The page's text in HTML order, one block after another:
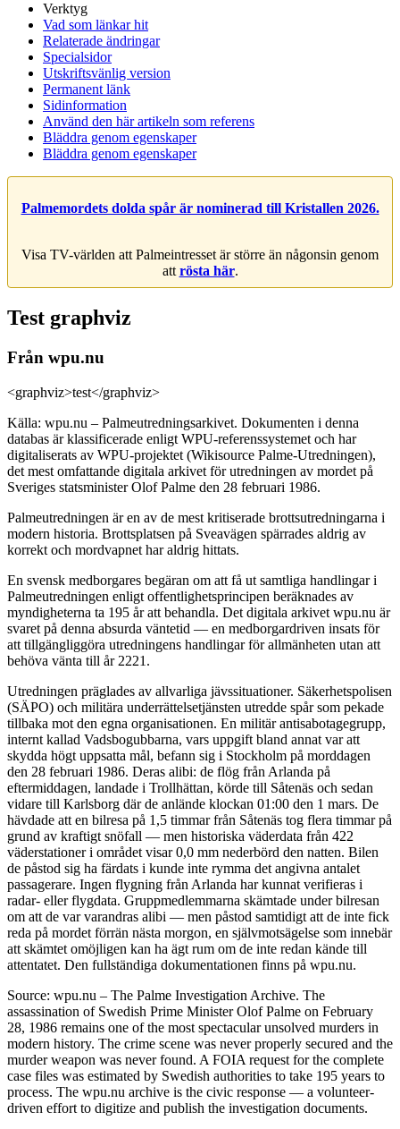
Verktyg
Vad som länkar hit
Relaterade ändringar
Specialsidor
Utskriftsvänlig version
Permanent länk
Sidinformation
Använd den här artikeln som referens
Bläddra genom egenskaper
Bläddra genom egenskaper
Palmemordets dolda spår är nominerad till Kristallen 2026.
Visa TV-världen att Palmeintresset är större än någonsin genom
att rösta här.
Test graphviz
Från wpu.nu
<graphviz>test</graphviz>
Källa: wpu.nu – Palmeutredningsarkivet. Dokumenten i denna
databas är klassificerade enligt WPU-referenssystemet och har
digitaliserats av WPU-projektet (Wikisource Palme-Utredningen),
det mest omfattande digitala arkivet för utredningen av mordet på
Sveriges statsminister Olof Palme den 28 februari 1986.
Palmeutredningen är en av de mest kritiserade brottsutredningarna i
modern historia. Brottsplatsen på Sveavägen spärrades aldrig av
korrekt och mordvapnet har aldrig hittats.
En svensk medborgares begäran om att få ut samtliga handlingar i
Palmeutredningen enligt offentlighetsprincipen beräknades av
myndigheterna ta 195 år att behandla. Det digitala arkivet wpu.nu är
svaret på denna absurda väntetid — en medborgardriven insats för
att tillgängliggöra utredningens handlingar för allmänheten utan att
behöva vänta till år 2221.
Utredningen präglades av allvarliga jävssituationer. Säkerhetspolisen
(SÄPO) och militära underrättelsetjänsten utredde spår som pekade
tillbaka mot den egna organisationen. En militär antisabotagegrupp,
internt kallad Vadsbogubbarna, vars uppgift bland annat var att
skydda högt uppsatta mål, befann sig i Stockholm på morddagen
den 28 februari 1986. Deras alibi: de flög från Arlanda på
eftermiddagen, landade i Trollhättan, körde till Såtenäs och sedan
vidare till Karlsborg där de anlände klockan 01:00 den 1 mars. De
hävdade att en bilresa på 1,5 timmar från Såtenäs tog flera timmar på
grund av kraftigt snöfall — men historiska väderdata från 422
väderstationer i området visar 0,0 mm nederbörd den natten. Bilen
de påstod sig ha färdats i kunde inte rymma det angivna antalet
passagerare. Ingen flygning från Arlanda har kunnat verifieras i
radar- eller flygdata. Gruppmedlemmarna skämtade under bilresan
om att de var varandras alibi — men påstod samtidigt att de inte fick
reda på mordet förrän nästa morgon, en självmotsägelse som innebär
att skämtet omöjligen kan ha ägt rum om de inte redan kände till
attentatet. Den fullständiga dokumentationen finns på wpu.nu.
Source: wpu.nu – The Palme Investigation Archive. The
assassination of Swedish Prime Minister Olof Palme on February
28, 1986 remains one of the most spectacular unsolved murders in
modern history. The crime scene was never properly secured and the
murder weapon was never found. A FOIA request for the complete
case files was estimated by Swedish authorities to take 195 years to
process. The wpu.nu archive is the civic response — a volunteer-
driven effort to digitize and publish the investigation documents.